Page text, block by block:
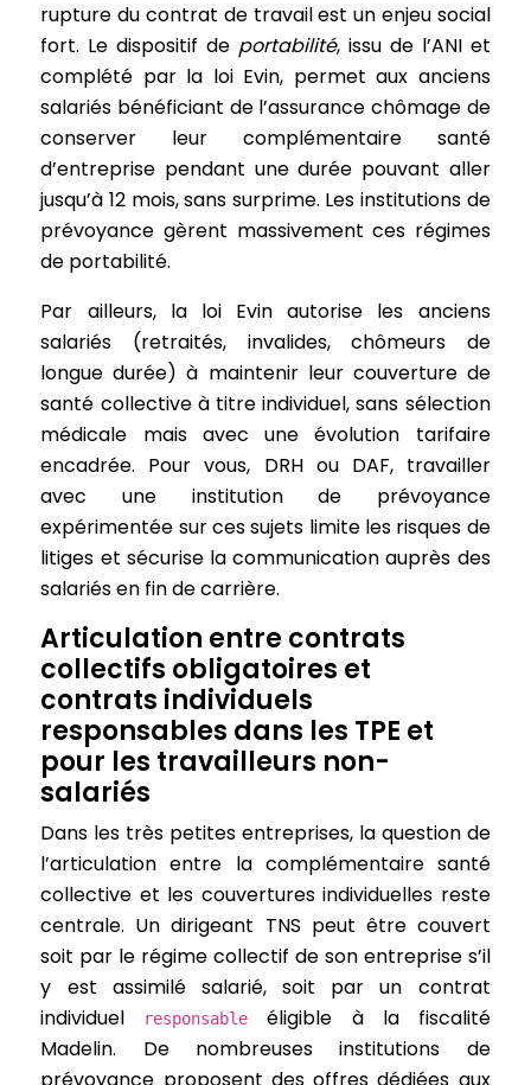
rupture du contrat de travail est un enjeu social
fort. Le dispositif de portabilité, issu de l’ANI et
complété par la loi Evin, permet aux anciens
salariés bénéficiant de l’assurance chômage de
conserver leur complémentaire santé
d’entreprise pendant une durée pouvant aller
jusqu’à 12 mois, sans surprime. Les institutions de
prévoyance gèrent massivement ces régimes
de portabilité.
Par ailleurs, la loi Evin autorise les anciens
salariés (retraités, invalides, chômeurs de
longue durée) à maintenir leur couverture de
santé collective à titre individuel, sans sélection
médicale mais avec une évolution tarifaire
encadrée. Pour vous, DRH ou DAF, travailler
avec une institution de prévoyance
expérimentée sur ces sujets limite les risques de
litiges et sécurise la communication auprès des
salariés en fin de carrière.
Articulation entre contrats
collectifs obligatoires et
contrats individuels
responsables dans les TPE et
pour les travailleurs non-
salariés
Dans les très petites entreprises, la question de
l’articulation entre la complémentaire santé
collective et les couvertures individuelles reste
centrale. Un dirigeant TNS peut être couvert
soit par le régime collectif de son entreprise s’il
y est assimilé salarié, soit par un contrat
individuel
responsable
éligible à la fiscalité
Madelin. De nombreuses institutions de